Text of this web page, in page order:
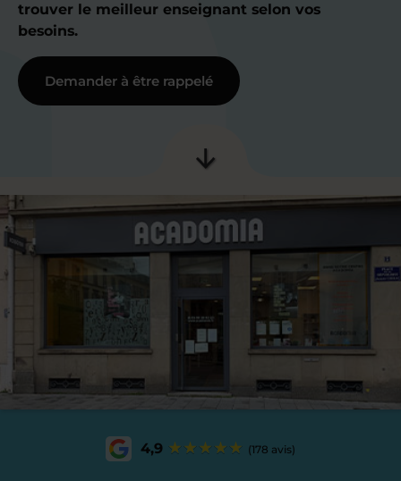
trouver le meilleur enseignant selon vos
besoins.
Demander à être rappelé
4,9 (178 avis)